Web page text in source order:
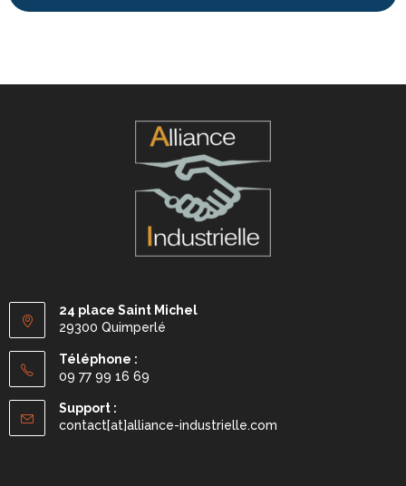
24 place Saint Michel
29300 Quimperlé
Téléphone :
09 77 99 16 69
Support :
contact[at]alliance-industrielle.com